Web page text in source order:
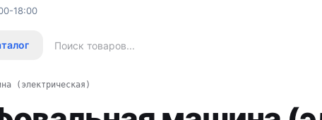
18:00
(электрическая)